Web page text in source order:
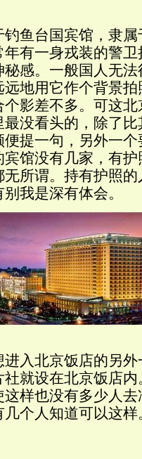
鱼台国宾馆，隶
有一身戎装的警
感。一般国人无
地用它作个背景
影差不多。可这
没看头的，除了
提一句，另外一
馆没有几家，有
所谓。持有护照
我是深有体会。
入北京饭店的另
就设在北京饭店
样也没有多少人
个人知道可以这样